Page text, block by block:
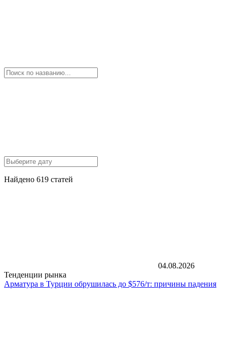
Найдено 619 статей
04.08.2026
Тенденции рынка
Арматура в Турции обрушилась до $576/т: причины падения